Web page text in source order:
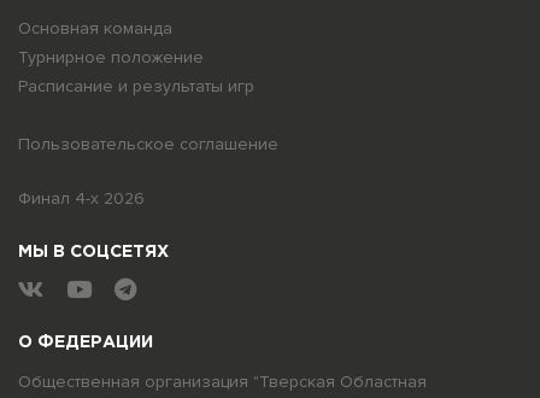
О ФЕДЕРАЦИИ
Общественная организация "Тверская Областная
Основная команда
Турнирное положение
Расписание и результаты игр
Пользовательское соглашение
Финал 4-х 2026
МЫ В СОЦСЕТЯХ